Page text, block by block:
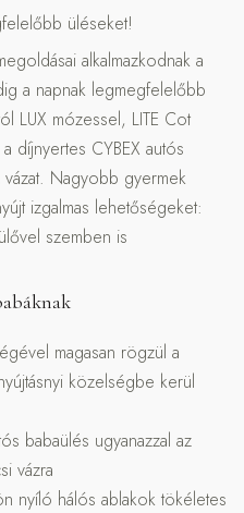
üléseket!
alkalmazkodnak a
a napnak legmegfelelőbb
LUX mózessel, LITE Cot
díjnyertes CYBEX autós
vázat. Nagyobb gyermek
izgalmas lehetőségeket:
szemben is
magasan rögzül a
közelségbe kerül
babaülés ugyanazzal az
vázra
nyíló hálós ablakok tökéletes